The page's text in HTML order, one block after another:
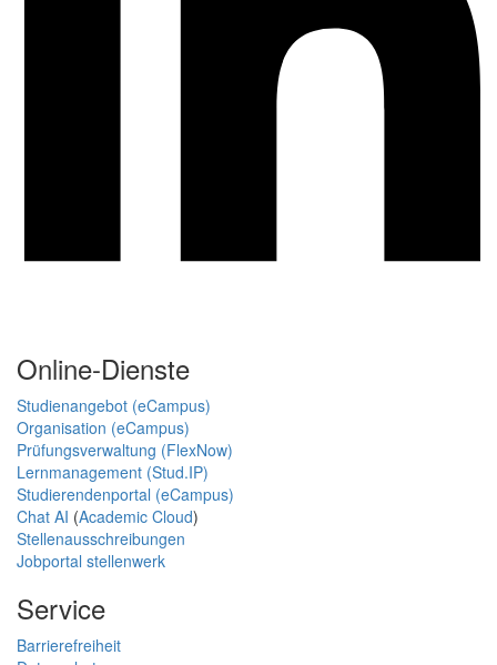
Online-Dienste
Studienangebot (eCampus)
Organisation (eCampus)
Prüfungsverwaltung (FlexNow)
Lernmanagement (Stud.IP)
Studierendenportal (eCampus)
Chat AI (Academic Cloud)
Stellenausschreibungen
Jobportal stellenwerk
Service
Barrierefreiheit